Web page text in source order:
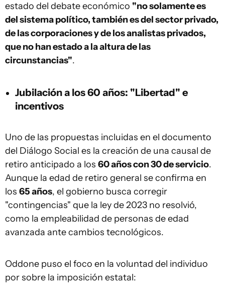
estado del debate económico "no solamente es
del sistema político, también es del sector privado,
de las corporaciones y de los analistas privados,
que no han estado a la altura de las
circunstancias".
Jubilación a los 60 años: "Libertad" e
incentivos
Uno de las propuestas incluidas en el documento
del Diálogo Social es la creación de una causal de
retiro anticipado a los 60 años con 30 de servicio.
Aunque la edad de retiro general se confirma en
los 65 años, el gobierno busca corregir
"contingencias" que la ley de 2023 no resolvió,
como la empleabilidad de personas de edad
avanzada ante cambios tecnológicos.
Oddone puso el foco en la voluntad del individuo
por sobre la imposición estatal: